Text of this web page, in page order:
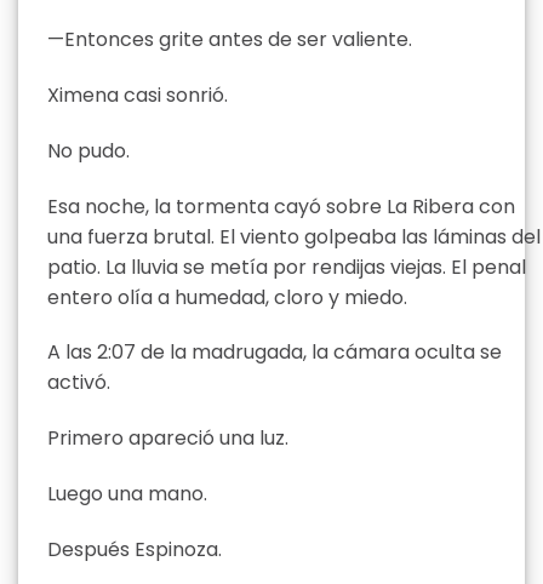
—Entonces grite antes de ser valiente.
Ximena casi sonrió.
No pudo.
Esa noche, la tormenta cayó sobre La Ribera con
una fuerza brutal. El viento golpeaba las láminas del
patio. La lluvia se metía por rendijas viejas. El penal
entero olía a humedad, cloro y miedo.
A las 2:07 de la madrugada, la cámara oculta se
activó.
Primero apareció una luz.
Luego una mano.
Después Espinoza.